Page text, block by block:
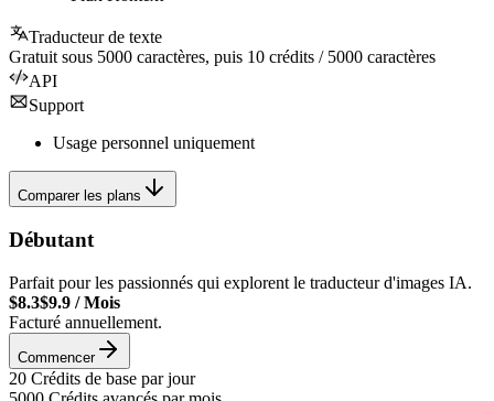
Traducteur de texte
Gratuit sous 5000 caractères, puis 10 crédits / 5000 caractères
API
Support
Usage personnel uniquement
Comparer les plans
Débutant
Parfait pour les passionnés qui explorent le traducteur d'images IA.
$8.3$9.9 /Mois
Facturé annuellement.
Commencer
20 Crédits de base par jour